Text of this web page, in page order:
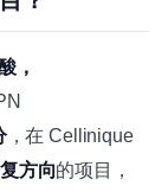
，
，在 Cellinique
方向的项目，